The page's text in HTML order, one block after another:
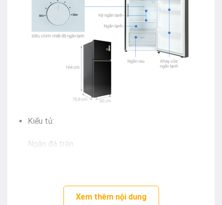
Kiểu tủ:
Ngăn đá trên
315 lít – 3 – 4 người
Công nghệ tiết kiệm điện
Xem thêm nội dung